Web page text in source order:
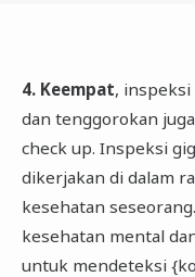
4. Keempat, inspeksi
dan tenggorokan
check up. Inspeksi
dikerjakan di dalam
kesehatan
kesehatan mental
untuk mendeteksi